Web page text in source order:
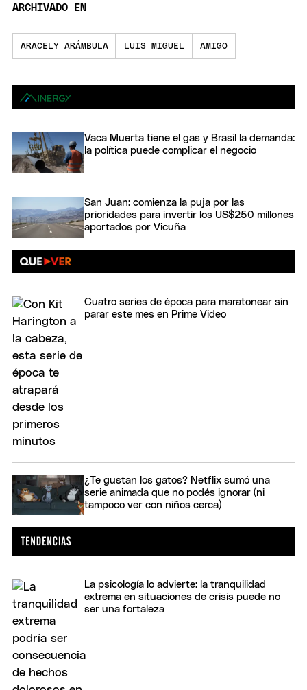
ARCHIVADO EN
ARACELY ARÁMBULA LUIS MIGUEL AMIGO
Vaca Muerta tiene el gas y Brasil la demanda:
la política puede complicar el negocio
San Juan: comienza la puja por las
prioridades para invertir los US$250 millones
aportados por Vicuña
Cuatro series de época para maratonear sin
parar este mes en Prime Video
¿Te gustan los gatos? Netflix sumó una
serie animada que no podés ignorar (ni
tampoco ver con niños cerca)
La psicología lo advierte: la tranquilidad
extrema en situaciones de crisis puede no
ser una fortaleza